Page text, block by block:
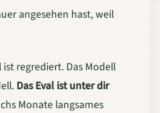
angesehen hast, weil
regrediert. Das Modell
Das Eval ist unter dir
Monate langsames